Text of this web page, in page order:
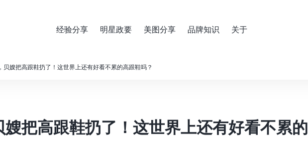
经验分享 明星政要 美图分享 品牌知识 关于
贝嫂把高跟鞋扔了！这世界上还有好看不累的高跟鞋吗？
把高跟鞋扔了！这世界上还有好看不累的